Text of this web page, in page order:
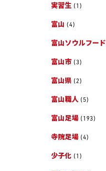
実習生 (1)
富山 (4)
富山ソウルフード
富山市 (3)
富山県 (2)
富山職人 (5)
富山足場 (193)
寺院足場 (4)
少子化 (1)